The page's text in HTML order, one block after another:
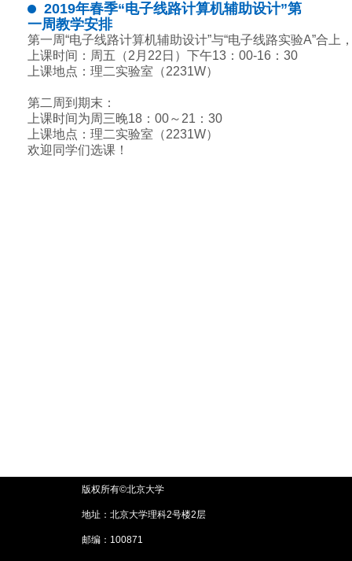
2019年春季“电子线路计算机辅助设计”第
一周教学安排
第一周“电子线路计算机辅助设计”与“电子线路实验A”合上
上课时间：周五（2月22日）下午13：00-16：30
上课地点：理二实验室（2231W）
第二周到期末：
上课时间为周三晚18：00～21：30
上课地点：理二实验室（2231W）
欢迎同学们选课！
版权所有©北京大学
地址：北京大学理科2号楼2层
邮编：100871